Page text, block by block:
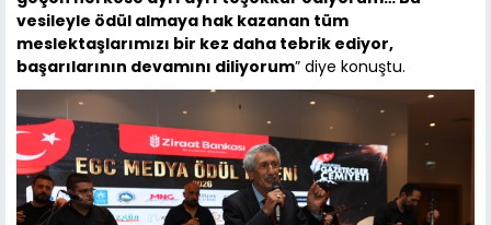
vesileyle ödül almaya hak kazanan tüm
meslektaşlarımızı bir kez daha tebrik ediyor,
başarılarının devamını diliyorum” diye konuştu.